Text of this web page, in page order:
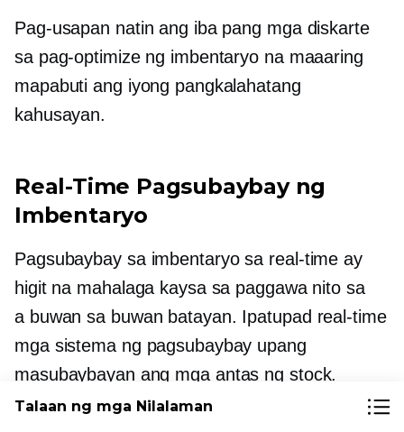
Pag-usapan natin ang iba pang mga diskarte
sa pag-optimize ng imbentaryo na maaaring
mapabuti ang iyong pangkalahatang
kahusayan.
Real-Time Pagsubaybay ng
Imbentaryo
Pagsubaybay sa imbentaryo sa real-time ay
higit na mahalaga kaysa sa paggawa nito sa
a buwan sa buwan batayan. Ipatupad real-time
mga sistema ng pagsubaybay upang
masubaybayan ang mga antas ng stock.
Binibigyang-daan ka nitong tumugon nang
Talaan ng mga Nilalaman